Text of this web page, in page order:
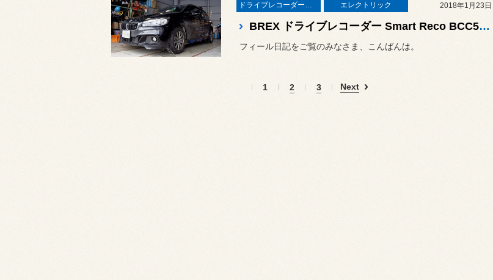
ドライブレコーダー＆レーダー取付 エレクトリック 2018年1月23日
BREX ドライブレコーダー Smart Reco BCC510 取付作業 ／ BMW F45 218d アクティブツアラー
フィール日記をご覧のみなさま、こんばんは。
1 2 3 Next